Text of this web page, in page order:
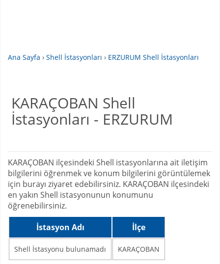
Ana Sayfa › Shell İstasyonları › ERZURUM Shell İstasyonları
KARAÇOBAN Shell
İstasyonları - ERZURUM
KARAÇOBAN ilçesindeki Shell istasyonlarına ait iletişim
bilgilerini öğrenmek ve konum bilgilerini görüntülemek
için burayı ziyaret edebilirsiniz. KARAÇOBAN ilçesindeki
en yakın Shell istasyonunun konumunu
öğrenebilirsiniz.
İstasyon Adı
İlçe
Shell İstasyonu bulunamadı KARAÇOBAN